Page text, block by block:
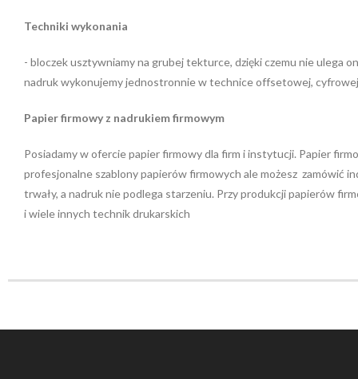
Techniki wykonania
- bloczek usztywniamy na grubej tekturce, dzięki czemu nie ulega
nadruk wykonujemy jednostronnie w technice offsetowej,
Papier firmowy z nadrukiem firmowym
Posiadamy w ofercie papier firmowy dla firm i instytucji. Papier
profesjonalne szablony papierów firmowych ale możesz zamówić
trwały, a nadruk nie podlega starzeniu. Przy produkcji papierów
i wiele innych technik drukarskich